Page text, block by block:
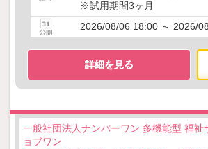
※試用期間3ヶ月
2026/08/06 18:00 ～ 2026/
詳細を見る
一般社団法人ナンバーワン 多機能型 福祉
ョブワン